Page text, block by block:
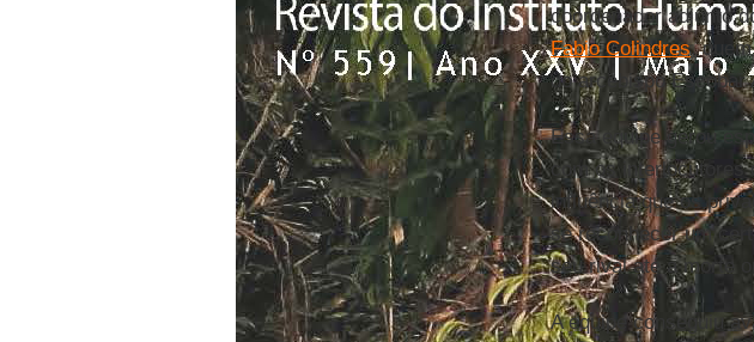
coordenador adjunto
Fabio Colindres,
do arcebispo
Essa equipe gerou
com os interlocutores
influência que os
se reconhecer um
seu rival até a morte
A equipe conseguiu